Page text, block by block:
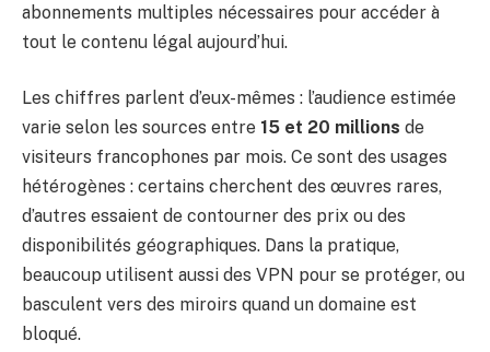
abonnements multiples nécessaires pour accéder à
tout le contenu légal aujourd’hui.
Les chiffres parlent d’eux-mêmes : l’audience estimée
varie selon les sources entre 15 et 20 millions de
visiteurs francophones par mois. Ce sont des usages
hétérogènes : certains cherchent des œuvres rares,
d’autres essaient de contourner des prix ou des
disponibilités géographiques. Dans la pratique,
beaucoup utilisent aussi des VPN pour se protéger, ou
basculent vers des miroirs quand un domaine est
bloqué.